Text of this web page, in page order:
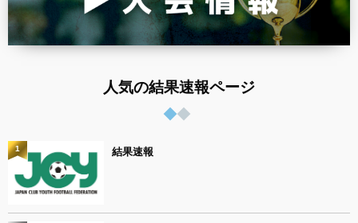
人気の結果速報ページ
結果速報
1